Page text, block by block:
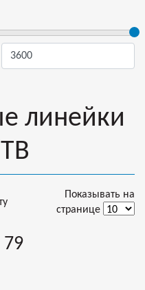
линейки
Показывать на
странице
79